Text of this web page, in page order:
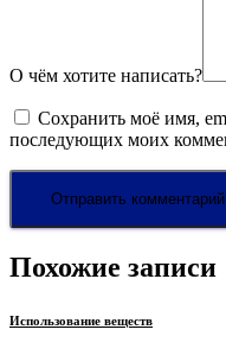
О чём хотите написать?
Сохранить моё имя,
последующих моих
Похожие записи
Использование веществ